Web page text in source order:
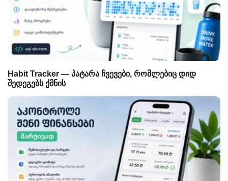
Habit Tracker — პატარა ჩვევები, რომლებიც დიდ
შედეგებს ქმნის